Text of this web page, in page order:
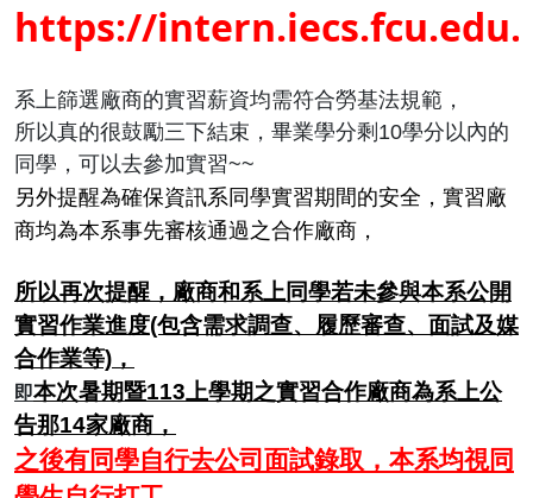
https://
系上篩選廠商的實習薪資均需符合勞基法規範，
所以真的很鼓勵三下結束，畢業學分剩10學分以內的
同學，可以去參加實習~~
另外提醒為確保資訊系同學實習期間的安全，實習廠
商均為本系事先審核通過之合作廠商，
所以再次提醒，廠商和系上同學若未參與本系公開
實習作業進度(包含需求調查、履歷審查、面試及媒
合作業等)，
即本次暑期暨113上學期之實習合作廠商為系上公
告那14家廠商，
之後有同學自行去公司面試錄取，本系均視同